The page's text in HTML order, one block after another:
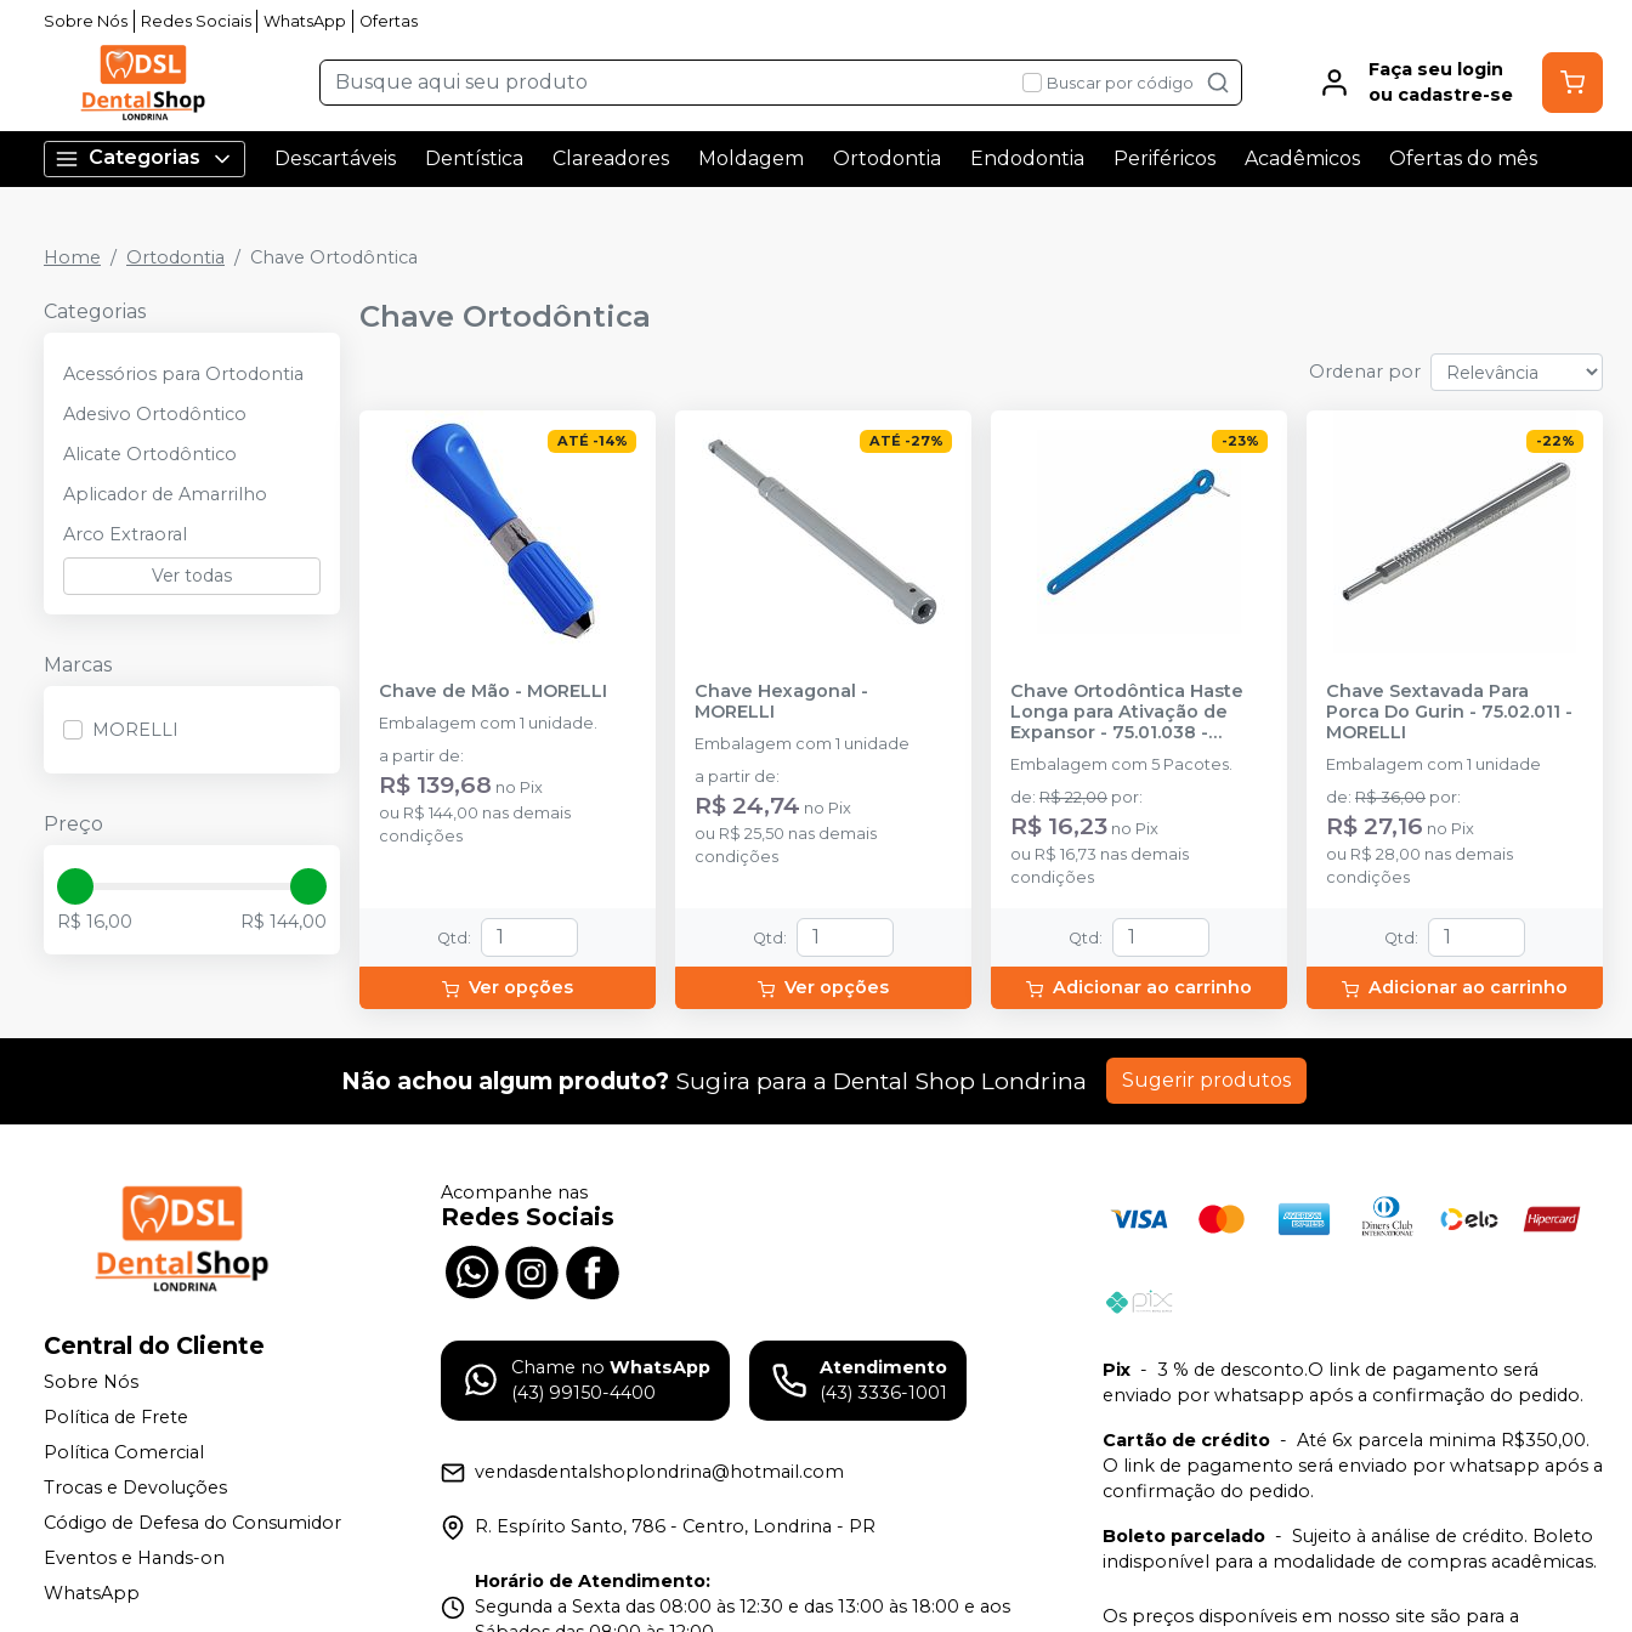
Sobre Nós Redes Sociais WhatsApp Ofertas
Buscar por código
Faça seu login
ou cadastre-se
Categorias Descartáveis Dentística Clareadores Moldagem Ortodontia Endodontia Periféricos Acadêmicos Ofertas do mês
Home Ortodontia Chave Ortodôntica
Categorias
Acessórios para Ortodontia
Adesivo Ortodôntico
Alicate Ortodôntico
Aplicador de Amarrilho
Arco Extraoral
Ver todas
Marcas
MORELLI
Preço
R$ 16,00 R$ 144,00
Chave Ortodôntica
Ordenar por
ATÉ -14%
Chave de Mão - MORELLI
Embalagem com 1 unidade.
a partir de:
R$ 139,68 no Pix
ou R$ 144,00 nas demais
condições
Qtd:
Ver opções
ATÉ -27%
Chave Hexagonal -
MORELLI
Embalagem com 1 unidade
a partir de:
R$ 24,74 no Pix
ou R$ 25,50 nas demais
condições
Qtd:
Ver opções
-23%
Chave Ortodôntica Haste
Longa para Ativação de
Expansor - 75.01.038 -
MORELLI
Embalagem com 5 Pacotes.
de: R$ 22,00 por:
R$ 16,23 no Pix
ou R$ 16,73 nas demais
condições
Qtd:
Adicionar ao carrinho
-22%
Chave Sextavada Para
Porca Do Gurin - 75.02.011 -
MORELLI
Embalagem com 1 unidade
de: R$ 36,00 por:
R$ 27,16 no Pix
ou R$ 28,00 nas demais
condições
Qtd:
Adicionar ao carrinho
Não achou algum produto? Sugira para a Dental Shop Londrina Sugerir produtos
Central do Cliente
Sobre Nós
Política de Frete
Política Comercial
Trocas e Devoluções
Código de Defesa do Consumidor
Eventos e Hands-on
WhatsApp
Acompanhe nas
Redes Sociais
Chame no WhatsApp
(43) 99150-4400
Atendimento
(43) 3336-1001
vendasdentalshoplondrina@hotmail.com
R. Espírito Santo, 786 - Centro, Londrina - PR
Horário de Atendimento:
Segunda a Sexta das 08:00 às 12:30 e das 13:00 às 18:00 e aos
Pix - 3 % de desconto.O link de pagamento será
enviado por whatsapp após a confirmação do pedido.
Cartão de crédito - Até 6x parcela minima R$350,00.
O link de pagamento será enviado por whatsapp após a
confirmação do pedido.
Boleto parcelado - Sujeito à análise de crédito. Boleto
indisponível para a modalidade de compras acadêmicas.
Os preços disponíveis em nosso site são para a